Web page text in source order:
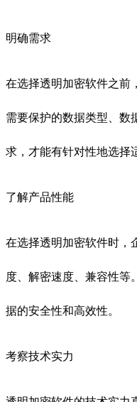
明确需求
在选择透明加密软件之前
需要保护的数据类型、数
求，才能有针对性地选择
了解产品性能
在选择透明加密软件时，
度、解密速度、兼容性等
据的安全性和高效性。
考察技术实力